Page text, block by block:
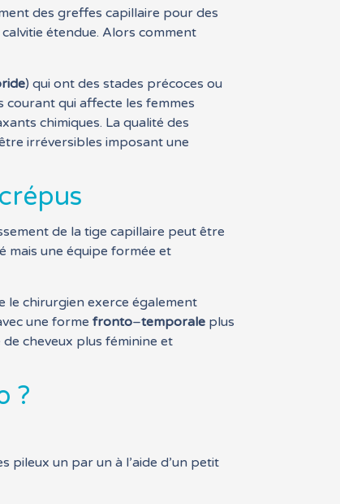
des greffes capillaire pour des
étendue. Alors comment
) qui ont des stades précoces ou
courant qui affecte les femmes
chimiques. La qualité des
irréversibles imposant une
de la tige capillaire peut être
mais une équipe formée et
le chirurgien exerce également
une formefronto–temporale plus
cheveux plus féminine et
?
un par un à l’aide d’un petit